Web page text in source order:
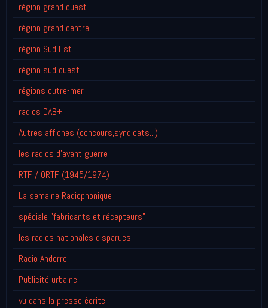
région grand ouest
région grand centre
région Sud Est
région sud ouest
régions outre-mer
radios DAB+
Autres affiches (concours,syndicats...)
les radios d'avant guerre
RTF / ORTF (1945/1974)
La semaine Radiophonique
spéciale "fabricants et récepteurs"
les radios nationales disparues
Radio Andorre
Publicité urbaine
vu dans la presse écrite